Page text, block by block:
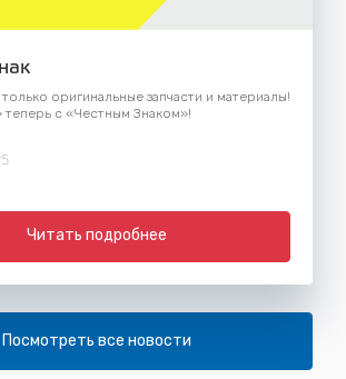
оригинальные запчасти и материалы!
с «Честным Знаком»!
Читать подробнее
Посмотреть все новости